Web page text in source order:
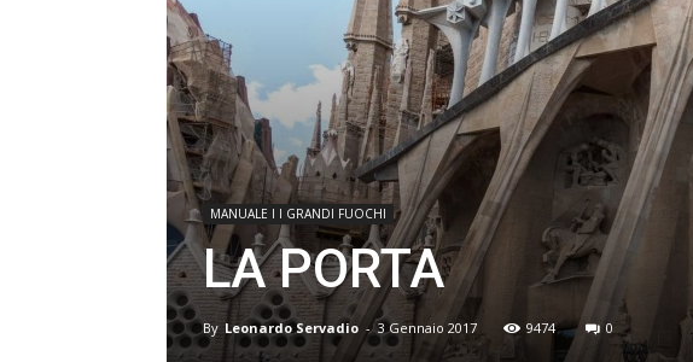
MANUALE I I GRANDI FUOCHI
LA PORTA
By Leonardo Servadio - 3 Gennaio 2017 9474 0